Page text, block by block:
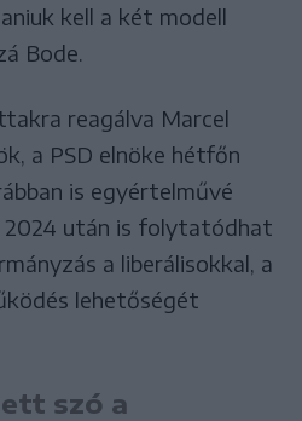
kell a két modell
Bode.
reagálva Marcel
a PSD elnöke hétfőn
is egyértelművé
után is folytatódhat
a liberálisokkal, a
lehetőségét
szó a